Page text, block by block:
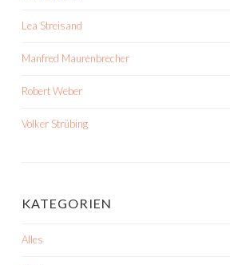
Lea Streisand
Manfred Maurenbrecher
Robert Weber
Volker Strübing
KATEGORIEN
Alles